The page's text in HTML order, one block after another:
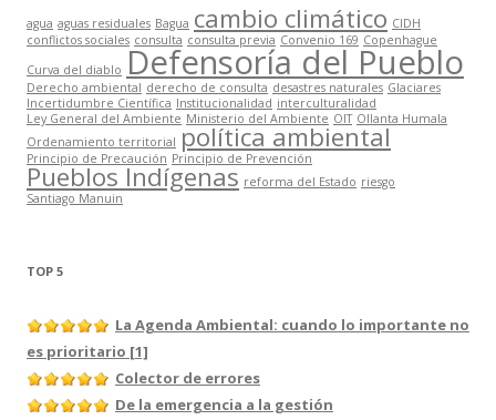
agua aguas residuales Bagua cambio climático CIDH
conflictos sociales consulta consulta previa Convenio 169 Copenhague
Curva del diablo Defensoría del Pueblo
Derecho ambiental derecho de consulta desastres naturales Glaciares
Incertidumbre Científica Institucionalidad interculturalidad
Ley General del Ambiente Ministerio del Ambiente OIT Ollanta Humala
Ordenamiento territorial política ambiental
Principio de Precaución Principio de Prevención
Pueblos Indígenas reforma del Estado riesgo
Santiago Manuin
TOP 5
La Agenda Ambiental: cuando lo importante no
es prioritario [1]
Colector de errores
De la emergencia a la gestión